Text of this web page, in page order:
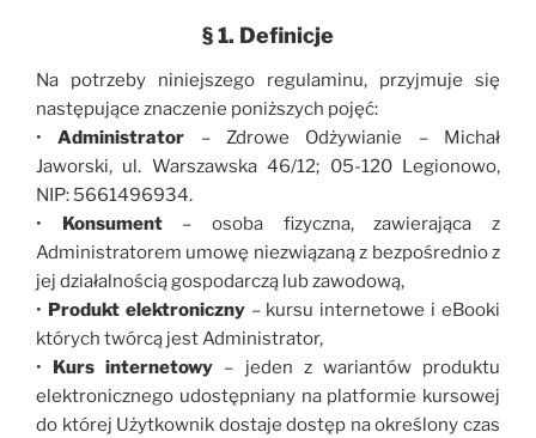
§ 1. Definicje
Na potrzeby niniejszego regulaminu, przyjmuje się
następujące znaczenie poniższych pojęć:
•Administrator – Zdrowe Odżywianie – Michał
Jaworski, ul. Warszawska 46/12; 05-120 Legionowo,
NIP: 5661496934.
•
Konsument– osoba fizyczna, zawierająca z
Administratorem umowę niezwiązaną z bezpośrednio z
jej działalnością gospodarczą lub zawodową,
• Produkt elektroniczny– kursu internetowe i eBooki
których twórcą jest Administrator,
•
Kurs internetowy – jeden z wariantów produktu
elektronicznego udostępniany na platformie kursowej
do której Użytkownik dostaje dostęp na określony czas